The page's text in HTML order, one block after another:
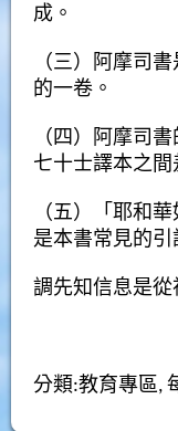
成。
（三）阿摩司
的一卷。
（四）阿摩司
七十士譯本之間
（五）「耶和
是本書常見的引
調先知信息是從
分類:教育專區,